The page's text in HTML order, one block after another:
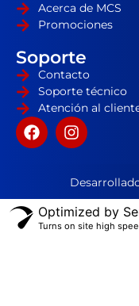
Acerca de MCS
Promociones
Soporte
Contacto
Soporte técnico
Atención al
Optimized by
Turns on site high